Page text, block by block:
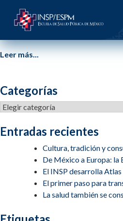
Etiqueta:
6ta. Convocatoria
Leer más...
Categorías
Categorías
Entradas recientes
Cultura, tradición y
De México a Europa: la
El INSP desarrolla
El primer paso para
La salud también se